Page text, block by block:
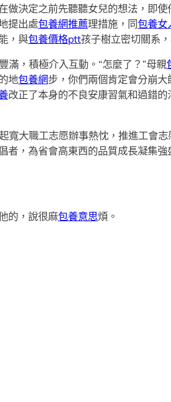
做決定之前先聽聽女兒的想法，即使
提出處包養網推薦理措施，同包養女
，與包養價格ptt孩子樹立密切關系
滿，積極介入互動。“怎麼了？”母親
地包養網步，你們兩個肯定會分崩大
改正了本身的不良安康習氣和過錯
寬大職工志愿辦事熱忱，推進工會
者，為省會高東西的品質成長凝集
的，說很麻包養意思煩。